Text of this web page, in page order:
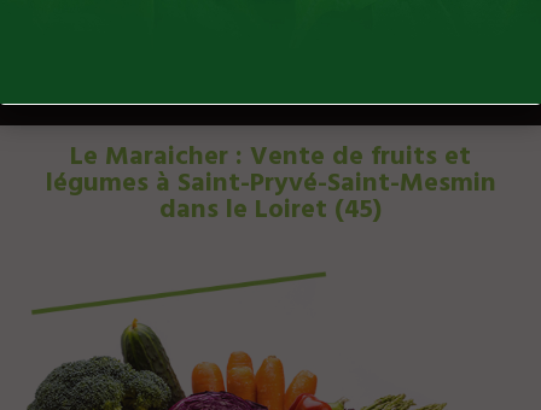
Le Maraicher : Vente de fruits et
légumes à Saint-Pryvé-Saint-Mesmin
dans le Loiret (45)